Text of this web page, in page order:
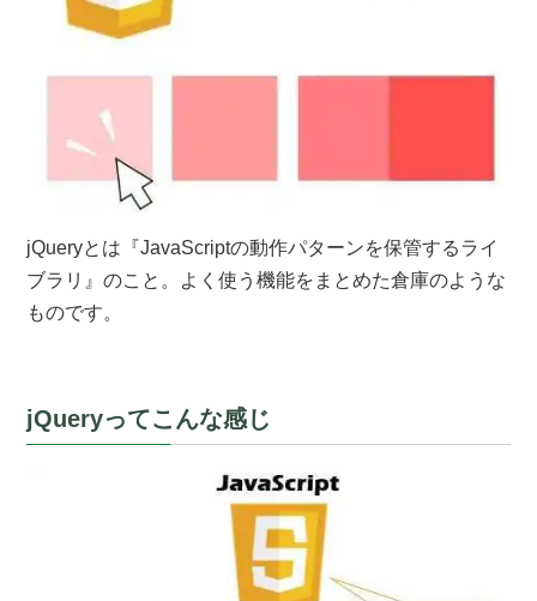
jQueryとは『JavaScriptの動作パターンを保管するライ
ブラリ』のこと。よく使う機能をまとめた倉庫のような
ものです。
jQueryってこんな感じ